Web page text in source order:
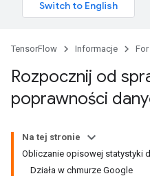
TensorFlow Informacje
Rozpocznij od
poprawności
Na tej stronie
Obliczanie opisowej statystyki
Działa w chmurze Google